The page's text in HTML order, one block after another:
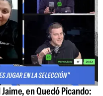
en Quedó Picando: